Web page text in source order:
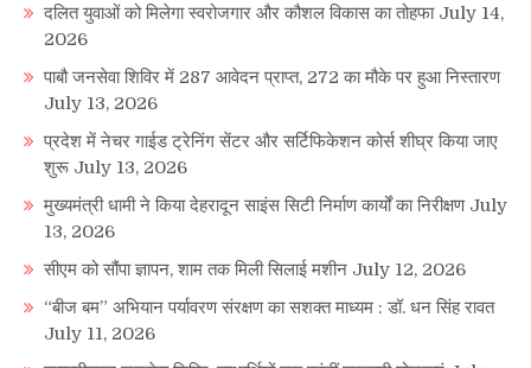
दलित युवाओं को मिलेगा स्वरोजगार और कौशल विकास का तोहफा July 14,
2026
पाबौ जनसेवा शिविर में 287 आवेदन प्राप्त, 272 का मौके पर हुआ निस्तारण
July 13, 2026
प्रदेश में नेचर गाईड ट्रेनिंग सेंटर और सर्टिफिकेशन कोर्स शीघ्र किया जाए
शुरू July 13, 2026
मुख्यमंत्री धामी ने किया देहरादून साइंस सिटी निर्माण कार्यों का निरीक्षण July
13, 2026
सीएम को सौंपा ज्ञापन, शाम तक मिली सिलाई मशीन July 12, 2026
“बीज बम” अभियान पर्यावरण संरक्षण का सशक्त माध्यम : डॉ. धन सिंह रावत
July 11, 2026